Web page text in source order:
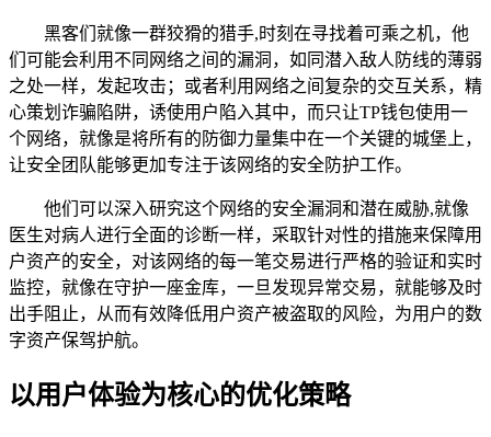
黑客们就像一群狡猾的猎手,时刻在寻找着可乘之机，他
们可能会利用不同网络之间的漏洞，如同潜入敌人防线的薄弱
之处一样，发起攻击；或者利用网络之间复杂的交互关系，精
心策划诈骗陷阱，诱使用户陷入其中，而只让TP钱包使用一
个网络，就像是将所有的防御力量集中在一个关键的城堡上，
让安全团队能够更加专注于该网络的安全防护工作。
他们可以深入研究这个网络的安全漏洞和潜在威胁,就像
医生对病人进行全面的诊断一样，采取针对性的措施来保障用
户资产的安全，对该网络的每一笔交易进行严格的验证和实时
监控，就像在守护一座金库，一旦发现异常交易，就能够及时
出手阻止，从而有效降低用户资产被盗取的风险，为用户的数
字资产保驾护航。
以用户体验为核心的优化策略